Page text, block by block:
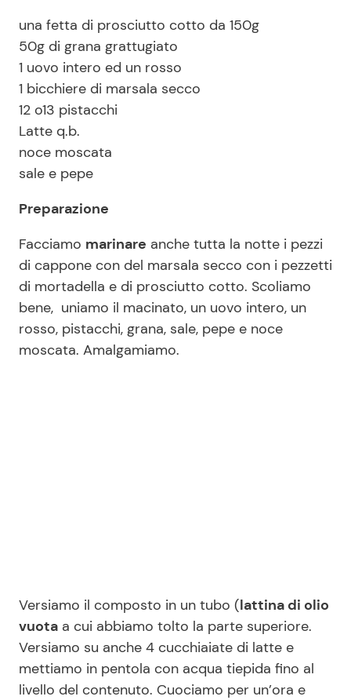
una fetta di prosciutto cotto da 150g
50g di grana grattugiato
1 uovo intero ed un rosso
1 bicchiere di marsala secco
12 o13 pistacchi
Latte q.b.
noce moscata
sale e pepe
Preparazione
Facciamo marinare anche tutta la notte i pezzi
di cappone con del marsala secco con i pezzetti
di mortadella e di prosciutto cotto. Scoliamo
bene, uniamo il macinato, un uovo intero, un
rosso, pistacchi, grana, sale, pepe e noce
moscata. Amalgamiamo.
Versiamo il composto in un tubo (lattina di olio
vuota a cui abbiamo tolto la parte superiore.
Versiamo su anche 4 cucchiaiate di latte e
mettiamo in pentola con acqua tiepida fino al
livello del contenuto. Cuociamo per un’ora e